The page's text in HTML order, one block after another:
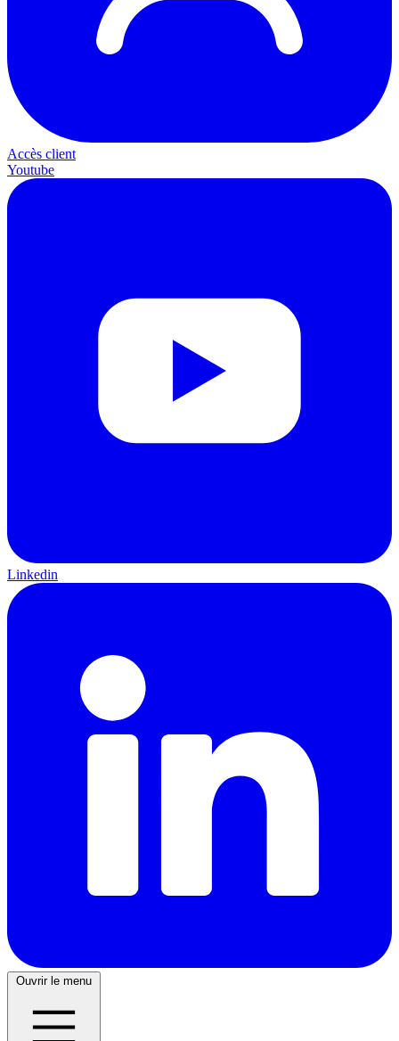
Accès client
Youtube
Linkedin
Ouvrir le menu